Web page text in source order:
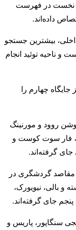
نخست در فهرست
داده‌اند.
بیشترین جستجو
ناحیه توئید انجام
چهارم را
روود و مورنینگ
فار سوت کوست و
جای گرفته‌اند.
مقاصد گردشگری در
و بالی، نیویورک،
جای گرفته‌اند.
سنگاپور، پاریس و